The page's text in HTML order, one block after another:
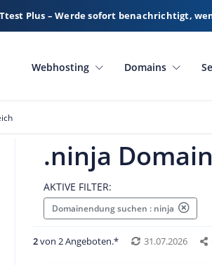
Plus – Werde sofort benachrichtigt,
Webhosting Domains
.ninja
AKTIVE FILTER:
Domainendung suchen : ninja
2von 2 Angeboten.* 31.07.2026